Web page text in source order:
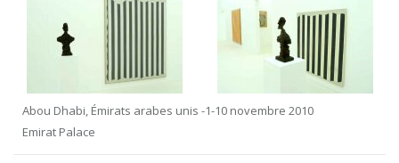
Abou Dhabi, Émirats arabes unis -1-10 novembre 2010
Emirat Palace